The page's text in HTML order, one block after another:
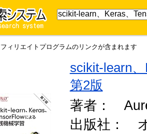
フィリエイトプログラムのリンクが含まれます
scikit-learn
第2版
著者：
出版社：